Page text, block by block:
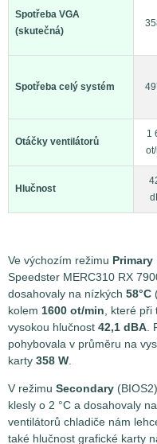
Spotřeba VGA
(skutečná)
Spotřeba celý systém
Otáčky ventilátorů
1
Hlučnost
Ve výchozím režimu Primary
Speedster MERC310 RX
dosahovaly na nízkých 58°C
kolem 1600 ot/min , které
vysokou hlučnost 42,1 dBA
pohybovala v průměru na
karty 358 W
V režimu Secondary
klesly o 2 °C a dosahovaly na
ventilátorů chladiče nám
také hlučnost grafické karty